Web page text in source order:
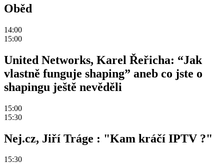
Oběd
14:00
15:00
United Networks, Karel Řeřicha: “Jak
vlastně funguje shaping” aneb co jste o
shapingu ještě nevěděli
15:00
15:30
Nej.cz, Jiří Tráge : "Kam kráčí IPTV ?"
15:30